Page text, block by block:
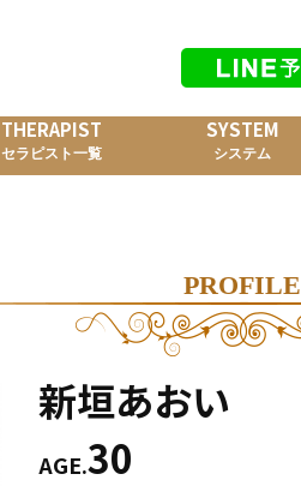
THERAPIST
セラピスト一覧
SYSTEM
システム
PROFILE
新垣あおい
AGE.30